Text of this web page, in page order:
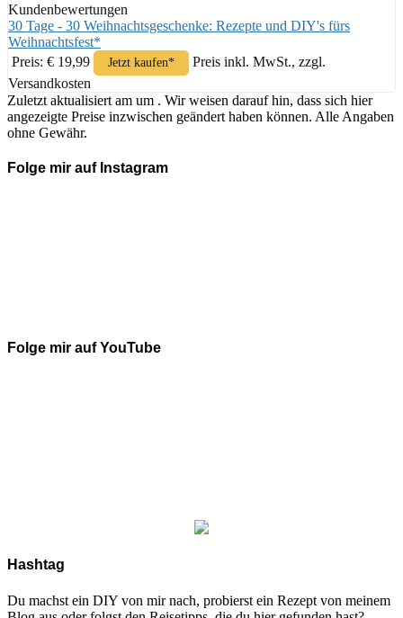
Kundenbewertungen
30 Tage - 30 Weihnachtsgeschenke: Rezepte und DIY's fürs
Weihnachtsfest*
Preis: € 19,99
Jetzt kaufen*
Preis inkl. MwSt., zzgl.
Versandkosten
Zuletzt aktualisiert am um . Wir weisen darauf hin, dass sich hier
angezeigte Preise inzwischen geändert haben können. Alle Angaben
ohne Gewähr.
Folge mir auf Instagram
Folge mir auf YouTube
Hashtag
Du machst ein DIY von mir nach, probierst ein Rezept von meinem